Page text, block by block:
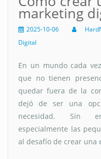
marketing
2025-10-06
Digital
En un mundo cada
que no tienen
quedar fuera de la
dejó de ser una
necesidad. Sin
especialmente las
al desafío de crear una